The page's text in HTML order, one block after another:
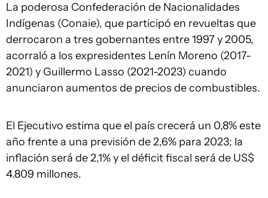
La poderosa Confederación de Nacionalidades
Indígenas (Conaie), que participó en revueltas que
derrocaron a tres gobernantes entre 1997 y 2005,
acorraló a los expresidentes Lenín Moreno (2017-
2021) y Guillermo Lasso (2021-2023) cuando
anunciaron aumentos de precios de combustibles.
El Ejecutivo estima que el país crecerá un 0,8% este
año frente a una previsión de 2,6% para 2023; la
inflación será de 2,1% y el déficit fiscal será de US$
4.809 millones.